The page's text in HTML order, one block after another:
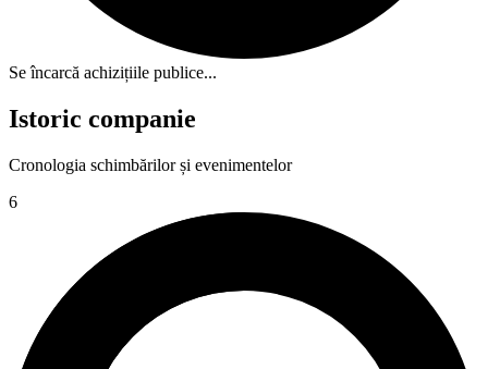
Se încarcă achizițiile publice...
Istoric companie
Cronologia schimbărilor și evenimentelor
6